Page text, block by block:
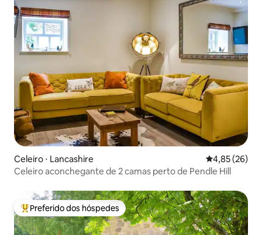
Celeiro ⋅ Lancashire 4,85 de uma
4,85 (26)
Celeiro aconchegante de 2 camas perto de Pendle Hill
Entre os melhores preferidos dos hóspedes
Preferido dos hóspedes